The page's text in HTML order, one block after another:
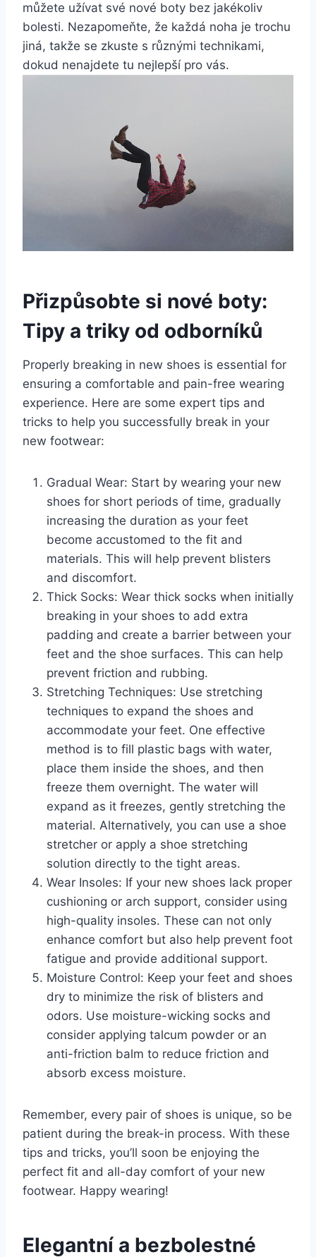
můžete užívat své⁣ nové ⁤boty bez jakékoliv
bolesti. Nezapomeňte,‌ že každá noha je trochu⁤
jiná, takže se zkuste s různými ⁢technikami,
dokud ​nenajdete tu nejlepší pro vás.
Přizpůsobte si nové boty:
Tipy a triky od odborníků
Properly breaking⁤ in new shoes is essential ⁤for
⁢ensuring a comfortable and pain-free wearing
experience. Here are some expert tips and
tricks to help​ you⁤ successfully ⁤break in your
new⁢ footwear:
Gradual Wear: Start by wearing your new ​
shoes for⁢ short periods of time, gradually
increasing ⁣the duration as your feet
become⁢ accustomed to the fit and
⁤materials. This ⁣will help prevent blisters
and discomfort.
Thick Socks: Wear thick ⁣socks​ when initially
breaking in your shoes to add extra⁣
padding and create a barrier between your
feet and the shoe surfaces. This can help
prevent⁤ friction and‌ rubbing.
Stretching Techniques: Use stretching
techniques to expand the shoes and
accommodate your feet. One ⁤effective‍
method is to ⁢fill plastic bags ‌with water,
place⁢ them inside the shoes, and then
freeze ⁤them overnight. The water will​
expand as it ⁣freezes, gently stretching the
material. Alternatively, you can use a ‌shoe
stretcher or apply a shoe ‍stretching
solution ⁤directly to the tight areas.
Wear Insoles: If your new shoes lack proper
cushioning or arch support, consider⁢ using
high-quality⁣ insoles. ⁢These can not‌ only
enhance comfort but also ⁣help‍ prevent foot⁤
fatigue and provide additional​ support.
Moisture ⁣Control: Keep your feet and shoes
dry⁤ to minimize the ⁤risk of blisters and
odors. Use moisture-wicking socks⁤ and
‌consider applying ⁣talcum powder or an
anti-friction ‍balm to reduce friction and
absorb excess moisture.
Remember, every ‍pair⁤ of shoes is unique, so be
patient during the break-in process. With these
tips and tricks, you’ll soon be enjoying the
‍perfect fit and⁢ all-day comfort ⁢of your new
footwear. Happy wearing!
Elegantní a⁣ bezbolestné